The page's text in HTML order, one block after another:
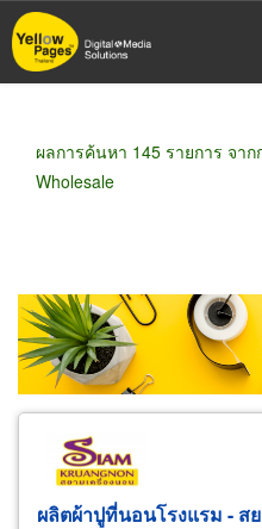
ข้าม
ไป
ผลการค้นหา 145 รายการ จา
Wholesale
ขายส่ง ขายปลีก
ผู้ส่งออก/นำเข้า
ธุรกิ
ผลิตผ้าปูที่นอนโรงแรม - ส